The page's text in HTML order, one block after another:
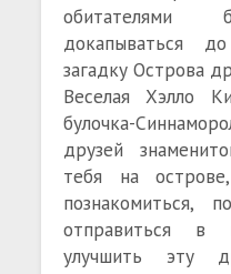
обитателями
докапываться
загадку Острова
Веселая Хэлло
булочка-
друзей
тебя на
познакомиться,
отправиться в
улучшить эту